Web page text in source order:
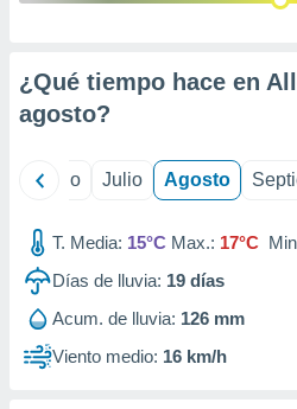
e
mediante
publicidad
publicidad
de
1199
¿Qué tiempo hace en
agosto?
Junio Julio Agosto
T. Media: 15°C Max.: 17°C
Días de lluvia: 19 días
Acum. de lluvia: 126 mm
Viento medio: 16 km/h